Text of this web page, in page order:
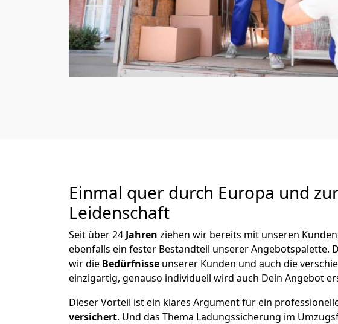
Einmal quer durch Europa und
Leidenschaft
Seit über24 Jahren ziehen wir bereits mit unseren
ebenfalls ein fester Bestandteil unserer Angebotspalette.
wir die Bedürfnisse unserer Kunden und auch die
einzigartig, genauso individuell wird auch Dein Angebot
Dieser Vorteil ist ein klares Argument für ein
versichert. Und das Thema Ladungssicherung im